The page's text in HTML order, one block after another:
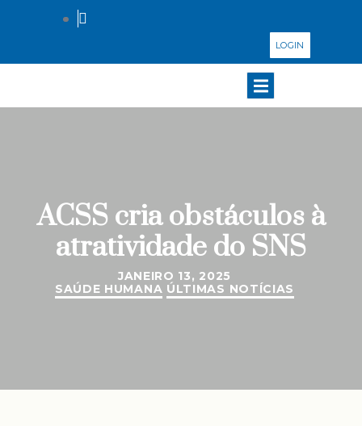
LOGIN
ACSS cria obstáculos à
atratividade do SNS
JANEIRO 13, 2025
SAÚDE HUMANA ÚLTIMAS NOTÍCIAS